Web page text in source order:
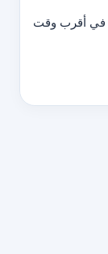
في أقرب وقت